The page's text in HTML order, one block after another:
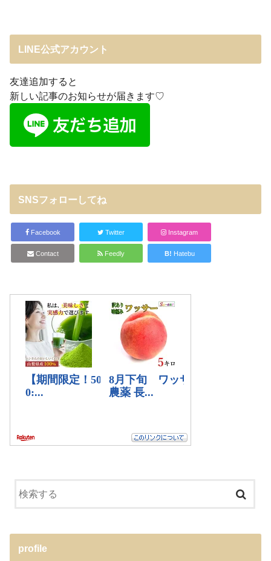
LINE公式アカウント
友達追加すると
新しい記事のお知らせが届きます♡
SNSフォローしてね
Facebook Twitter Instagram
Contact Feedly B! Hatebu
profile